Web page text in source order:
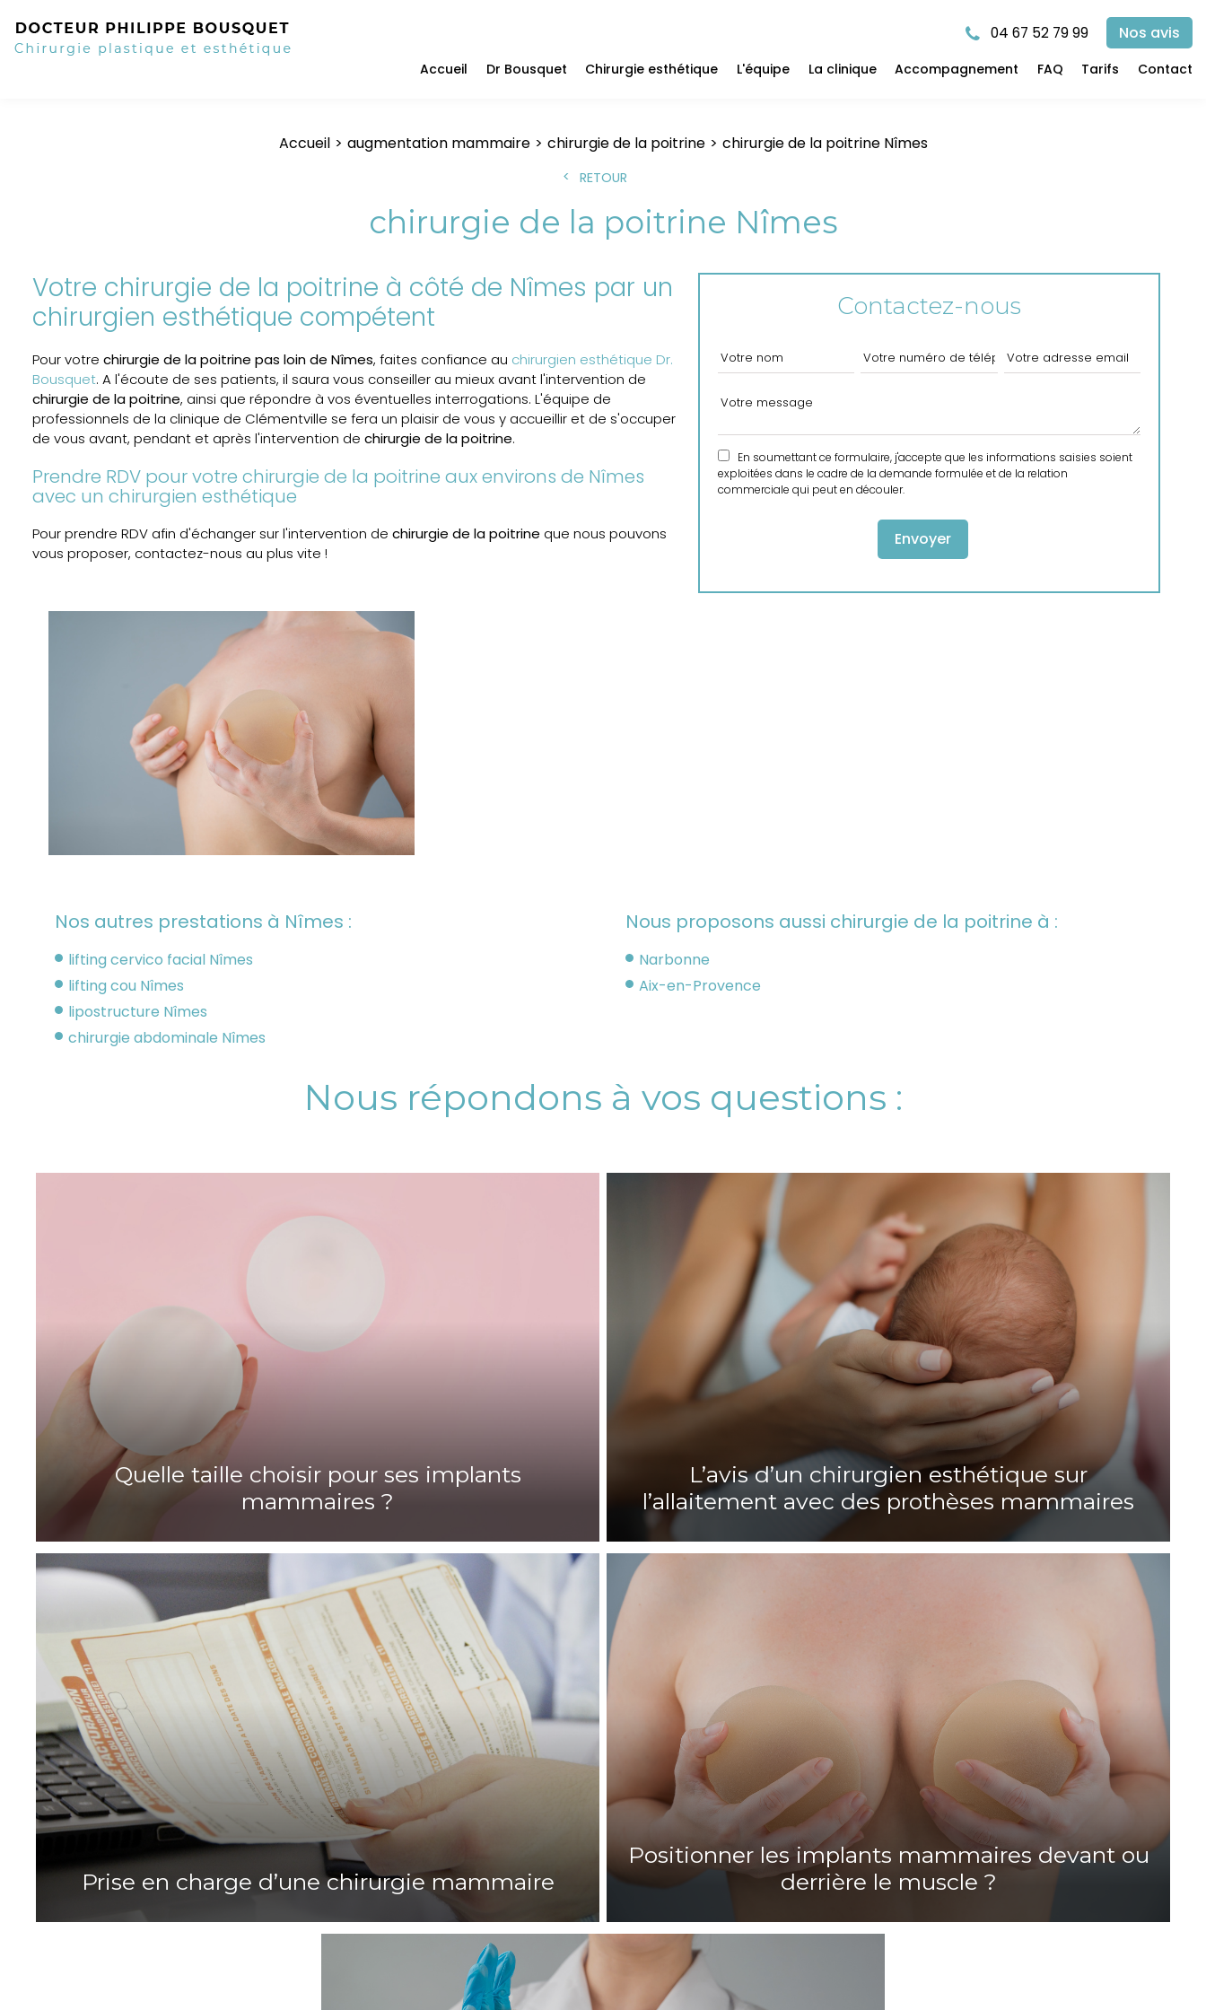
04 67 52 79 99 Nos avis
Accueil Dr Bousquet Chirurgie esthétique L'équipe La clinique Accompagnement FAQ Tarifs Contact
Accueil augmentation mammaire chirurgie de la poitrine chirurgie de la poitrine Nîmes
RETOUR
chirurgie de la poitrine Nîmes
Votre chirurgie de la poitrine à côté de Nîmes par un
chirurgien esthétique compétent
Pour votre chirurgie de la poitrine pas loin de Nîmes, faites confiance au chirurgien esthétique Dr.
Bousquet. A l'écoute de ses patients, il saura vous conseiller au mieux avant l'intervention de
chirurgie de la poitrine, ainsi que répondre à vos éventuelles interrogations. L'équipe de
professionnels de la clinique de Clémentville se fera un plaisir de vous y accueillir et de s'occuper
de vous avant, pendant et après l'intervention de chirurgie de la poitrine.
Prendre RDV pour votre chirurgie de la poitrine aux environs de Nîmes
avec un chirurgien esthétique
Pour prendre RDV afin d'échanger sur l'intervention de chirurgie de la poitrine que nous pouvons
vous proposer, contactez-nous au plus vite !
Contactez-nous
En soumettant ce formulaire, j'accepte que les informations saisies soient
exploitées dans le cadre de la demande formulée et de la relation
commerciale qui peut en découler.
Nos autres prestations à Nîmes :
lifting cervico facial Nîmes
lifting cou Nîmes
lipostructure Nîmes
chirurgie abdominale Nîmes
Nous proposons aussi chirurgie de la poitrine à :
Narbonne
Aix-en-Provence
Nous répondons à vos questions :
Quelle taille choisir pour ses implants
mammaires ?
L’avis d’un chirurgien esthétique sur
l’allaitement avec des prothèses mammaires
Prise en charge d’une chirurgie mammaire
Positionner les implants mammaires devant ou
derrière le muscle ?